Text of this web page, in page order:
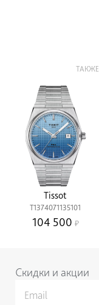
Tissot
T1374071135101
104 500
Скидки и акции